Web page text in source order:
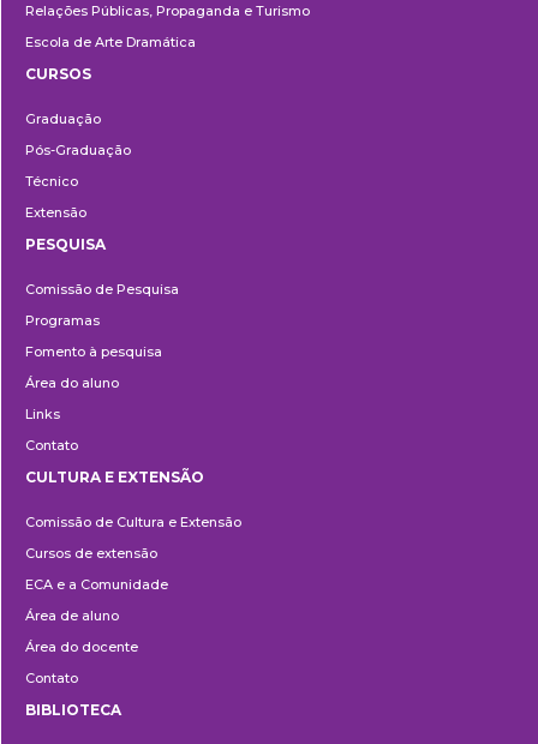
Relações Públicas, Propaganda e Turismo
Escola de Arte Dramática
CURSOS
Graduação
Pós-Graduação
Técnico
Extensão
PESQUISA
Comissão de Pesquisa
Programas
Fomento à pesquisa
Área do aluno
Links
Contato
e
Extensão
CULTURA E EXTENSÃO
Comissão de Cultura e Extensão
Cursos de extensão
ECA e a Comunidade
Área de aluno
Área do docente
Contato
BIBLIOTECA